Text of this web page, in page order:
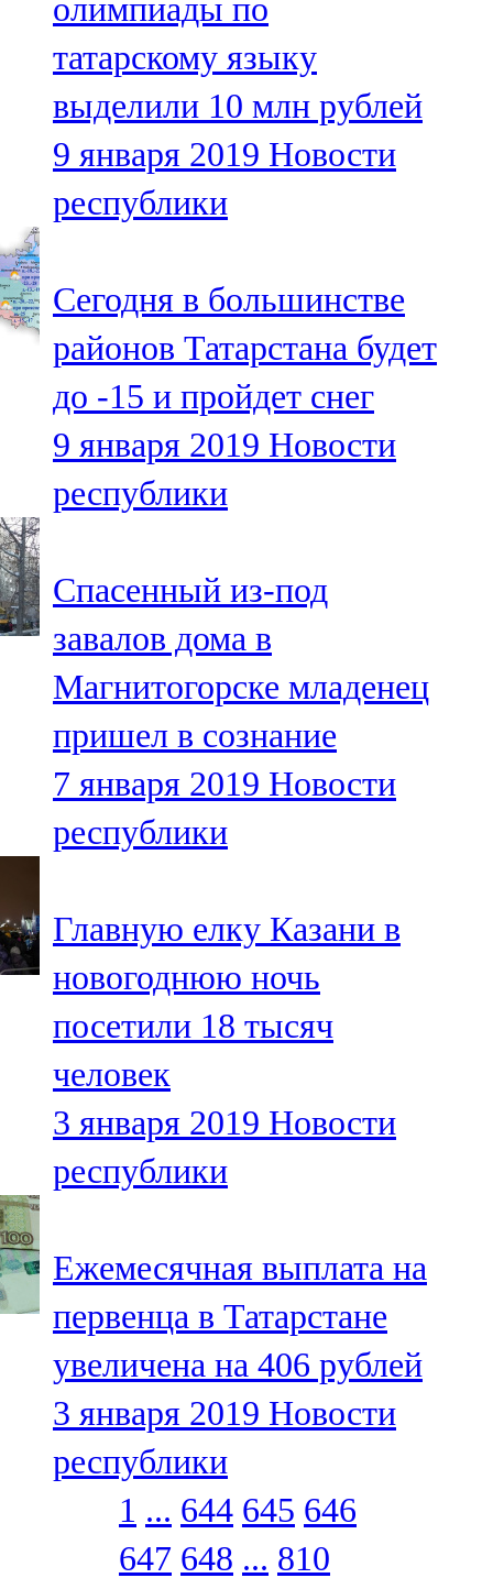
олимпиады по
татарскому языку
выделили 10 млн рублей
9 января 2019 Новости
республики
Сегодня в большинстве
районов Татарстана будет
до -15 и пройдет снег
9 января 2019 Новости
республики
Спасенный из-под
завалов дома в
Магнитогорске младенец
пришел в сознание
7 января 2019 Новости
республики
Главную елку Казани в
новогоднюю ночь
посетили 18 тысяч
человек
3 января 2019 Новости
республики
Ежемесячная выплата на
первенца в Татарстане
увеличена на 406 рублей
3 января 2019 Новости
республики
1 ... 644 645 646
647 648 ... 810